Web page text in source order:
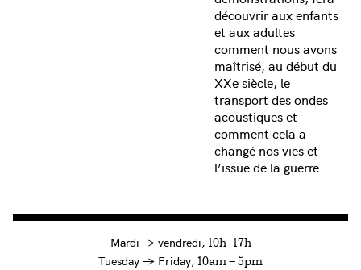
découvrir aux enfants
et aux adultes
comment nous avons
maîtrisé, au début du
XXe siècle, le
transport des ondes
acoustiques et
comment cela a
changé nos vies et
l’issue de la guerre.
Mardi →à
vendredi, 10h—17h
Tuesday →toFriday, 10am — 5pm